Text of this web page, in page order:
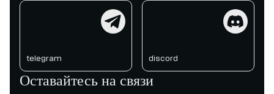
telegram discord
Оставайтесь на связи